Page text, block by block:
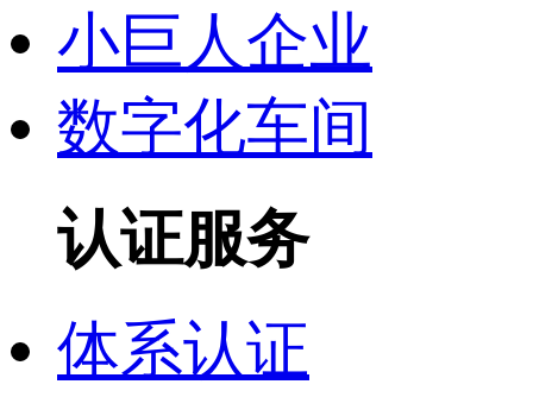
小巨人企业
数字化车间
认证服务
体系认证